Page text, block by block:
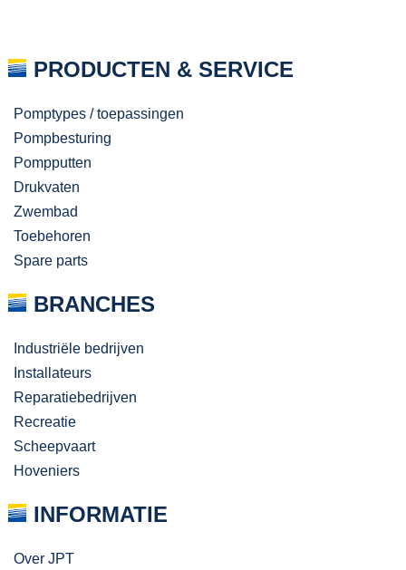
PRODUCTEN & SERVICE
Pomptypes / toepassingen
Pompbesturing
Pompputten
Drukvaten
Zwembad
Toebehoren
Spare parts
BRANCHES
Industriële bedrijven
Installateurs
Reparatiebedrijven
Recreatie
Scheepvaart
Hoveniers
INFORMATIE
Over JPT